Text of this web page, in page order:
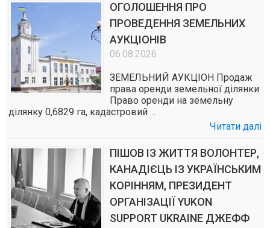
ОГОЛОШЕННЯ ПРО
ПРОВЕДЕННЯ ЗЕМЕЛЬНИХ
АУКЦІОНІВ
06.08.2026
ЗЕМЕЛЬНИЙ АУКЦІОН Продаж
права оренди земельної ділянки
Право оренди на земельну
ділянку 0,6829 га, кадастровий …
Читати далі
ПІШОВ ІЗ ЖИТТЯ ВОЛОНТЕР,
КАНАДІЄЦЬ ІЗ УКРАЇНСЬКИМ
КОРІННЯМ, ПРЕЗИДЕНТ
ОРГАНІЗАЦІЇ YUKON
SUPPORT UKRAINE ДЖЕФФ